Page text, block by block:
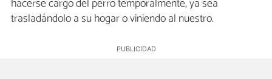
trasladándolo a su hogar o viniendo al nuestro.